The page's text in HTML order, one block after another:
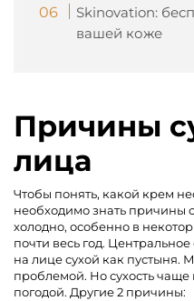
Skinovation:
вашей коже
Причины
лица
Чтобы понять, какой крем
необходимо знать причины
холодно, особенно в
почти весь год.
на лице сухой как пустыня.
проблемой. Но сухость чаще
погодой. Другие 2 причины: